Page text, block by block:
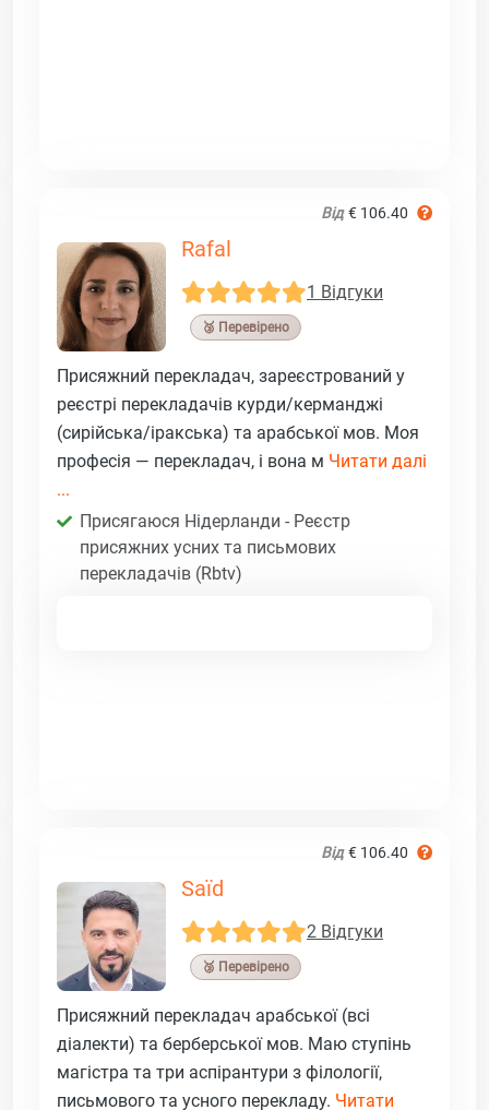
Від € 106.40
Rafal
1 Відгуки
🥉 Перевірено
Присяжний перекладач, зареєстрований у
реєстрі перекладачів курди/керманджі
(сирійська/іракська) та арабської мов. Моя
професія — перекладач, і вона м Читати далі
...
Присягаюся Нідерланди - Реєстр
присяжних усних та письмових
перекладачів (Rbtv)
Від € 106.40
Saïd
2 Відгуки
🥉 Перевірено
Присяжний перекладач арабської (всі
діалекти) та берберської мов. Маю ступінь
магістра та три аспірантури з філології,
письмового та усного перекладу. Читати